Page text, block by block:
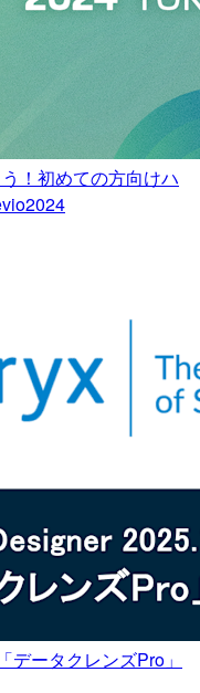
！初めての方向けハ
ータクレンズPro」